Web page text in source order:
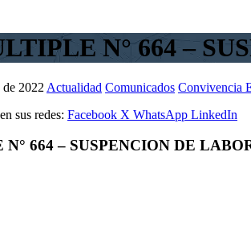
N° 664 –
de 2022 Actualidad Comunicados Convivencia
sus redes: Facebook X WhatsApp LinkedIn
664 – SUSPENCION DE